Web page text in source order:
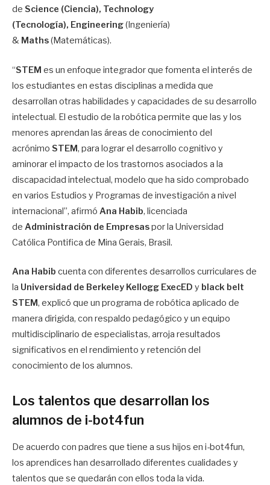
de Science (Ciencia), Technology
(Tecnología), Engineering(Ingeniería)
& Maths(Matemáticas).
“STEM es un enfoque integrador que fomenta el interés de
los estudiantes en estas disciplinas a medida que
desarrollan otras habilidades y capacidades de su desarrollo
intelectual. El estudio de la robótica permite que las y los
menores aprendan las áreas de conocimiento del
acrónimo STEM, para lograr el desarrollo cognitivo y
aminorar el impacto de los trastornos asociados a la
discapacidad intelectual, modelo que ha sido comprobado
en varios Estudios y Programas de investigación a nivel
internacional”, afirmó Ana Habib, licenciada
de Administración de Empresaspor la Universidad
Católica Pontifica de Mina Gerais, Brasil.
Ana Habib cuenta con diferentes desarrollos curriculares de
la Universidad de Berkeley Kellogg ExecED y black belt
STEM, explicó que un programa de robótica aplicado de
manera dirigida, con respaldo pedagógico y un equipo
multidisciplinario de especialistas, arroja resultados
significativos en el rendimiento y retención del
conocimiento de los alumnos.
Los talentos que desarrollan los
alumnos de i-bot4fun
De acuerdo con padres que tiene a sus hijos en i-bot4fun,
los aprendices han desarrollado diferentes cualidades y
talentos que se quedarán con ellos toda la vida.